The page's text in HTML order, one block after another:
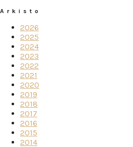
Arkisto
2026
2025
2024
2023
2022
2021
2020
2019
2018
2017
2016
2015
2014